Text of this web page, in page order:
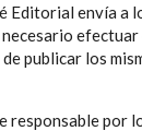
Editorial envía a
publicar los
responsable por